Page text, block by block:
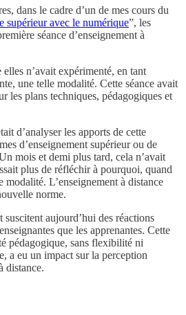
dans le cadre d’un de mes cours du
supérieur avec le numérique”, les
séance d’enseignement à
elles n’avait expérimenté, en tant
une telle modalité. Cette séance avait
les plans techniques, pédagogiques et
d’analyser les apports de cette
d’enseignement supérieur ou de
mois et demi plus tard, cela n’avait
plus de réfléchir à pourquoi, quand
modalité. L’enseignement à distance
norme.
aujourd’hui des réactions
que les apprenantes. Cette
pédagogique, sans flexibilité ni
a eu un impact sur la perception
distance.